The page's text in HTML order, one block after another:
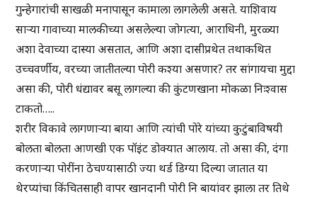
गुन्हेगारांची साखळी मनापासून कामाला लागलेली असते. याशिवाय
साऱ्या गावाच्या मालकीच्या असलेल्या जोगत्या, आराधिनी, मुरळ्या
अशा देवाच्या दास्या असतात, आणि अशा दासीप्रथेत तथाकथित
उच्चवर्णीय, वरच्या जातीतल्या पोरी कश्या असणार? तर सांगायचा मुद्दा
असा की, पोरी धंद्यावर बसू लागल्या की कुंटणखाना मोकळा निःश्वास
टाकतो…..
शरीर विकावे लागणाऱ्या बाया आणि त्यांची पोरे यांच्या कुटुंबाविषयी
बोलता बोलता आणखी एक पॉइंट डोक्यात आलाय. तो असा की, दंगा
करणाऱ्या पोरींना ठेचण्यासाठी ज्या थर्ड डिग्या दिल्या जातात या
थेरप्यांचा किंचितसाही वापर खानदानी पोरी नि बायांवर झाला तर तिथे